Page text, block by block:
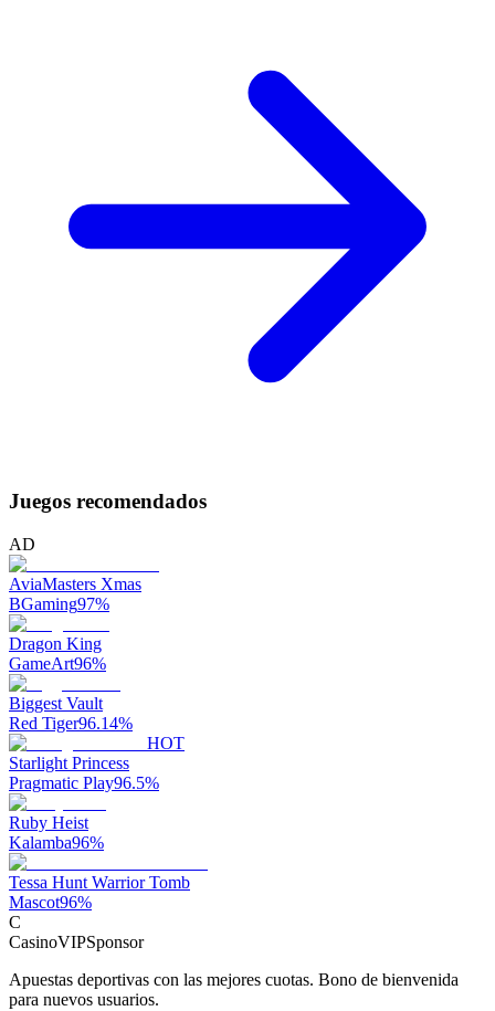
Juegos recomendados
AD
AviaMasters Xmas
BGaming97%
Dragon King
GameArt96%
Biggest Vault
Red Tiger96.14%
HOT
Starlight Princess
Pragmatic Play96.5%
Ruby Heist
Kalamba96%
Tessa Hunt Warrior Tomb
Mascot96%
C
CasinoVIPSponsor
Apuestas deportivas con las mejores cuotas. Bono de bienvenida
para nuevos usuarios.